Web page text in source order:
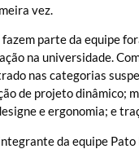
vez.
parte da equipe
na universidade.
nas categorias
de projeto dinâmico;
e ergonomia; e
da equipe